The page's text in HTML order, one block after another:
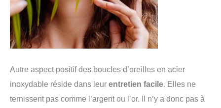
Autre aspect positif des boucles d’oreilles en acier
inoxydable réside dans leur entretien facile. Elles ne
ternissent pas comme l’argent ou l’or. Il n’y a donc pas à